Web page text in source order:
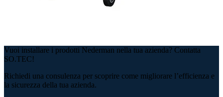
Vuoi installare i prodotti Nederman nella tua azienda? Contatta
SO.TEC!
Richiedi una consulenza per scoprire come migliorare l’efficienza e
la sicurezza della tua azienda.